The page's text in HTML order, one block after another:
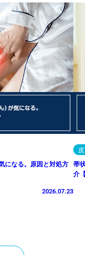
になる。原因と対処方
2026.07.23
帯
介